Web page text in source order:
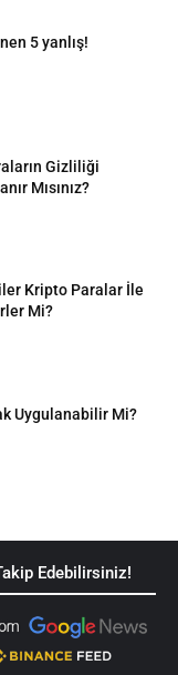
5 yanlış!
Gizliliği
Mısınız?
Kripto Paralar İle
Mi?
Uygulanabilir Mi?
Edebilirsiniz!